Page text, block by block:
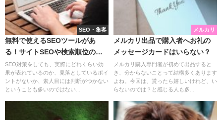
SEO・集客
無料で使えるSEOツールがあ
る！サイトSEOや検索順位のチ
ェックに役立てましょう。
SEO対策をしても、実際にどれくらい効
果が表れているのか、見落としているポイ
ントがないか、素人目には判断がつかない
ということも多いのではない...
メルカリ
メルカリ出品で購入者へお礼の
メッセージカードはいらない？
メルカリ購入専門者が初めて出品すると
き、分からないことって結構多くあります
よね。今回は、貰ったら嬉しいけれど、い
らないのでは？と感じる人も多...